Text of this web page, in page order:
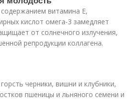
витамина Е,
кислот омега-3 замедляет
от солнечного излучения,
репродукции коллагена.
черники, вишни и клубники,
пшеницы и льняного семени и